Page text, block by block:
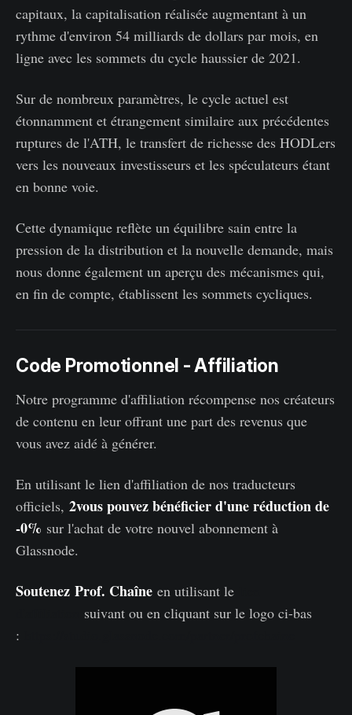
capitaux, la capitalisation réalisée augmentant à un
rythme d'environ 54 milliards de dollars par mois, en
ligne avec les sommets du cycle haussier de 2021.
Sur de nombreux paramètres, le cycle actuel est
étonnamment et étrangement similaire aux précédentes
ruptures de l'ATH, le transfert de richesse des HODLers
vers les nouveaux investisseurs et les spéculateurs étant
en bonne voie.
Cette dynamique reflète un équilibre sain entre la
pression de la distribution et la nouvelle demande, mais
nous donne également un aperçu des mécanismes qui,
en fin de compte, établissent les sommets cycliques.
Code Promotionnel - Affiliation
Notre programme d'affiliation récompense nos créateurs
de contenu en leur offrant une part des revenus que
vous avez aidé à générer.
En utilisant le lien d'affiliation de nos traducteurs
officiels, 2vous pouvez bénéficier d'une réduction de
-0% sur l'achat de votre nouvel abonnement à
Glassnode.
Soutenez Prof. Chaîne en utilisant le
suivant ou en cliquant sur le logo ci-bas
: